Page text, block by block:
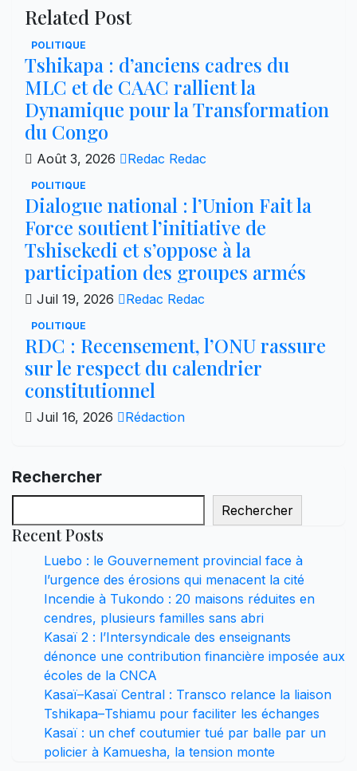
Related Post
POLITIQUE
Tshikapa : d’anciens cadres du
MLC et de CAAC rallient la
Dynamique pour la Transformation
du Congo
Août 3, 2026 Redac Redac
POLITIQUE
Dialogue national : l’Union Fait la
Force soutient l’initiative de
Tshisekedi et s’oppose à la
participation des groupes armés
Juil 19, 2026 Redac Redac
POLITIQUE
RDC : Recensement, l’ONU rassure
sur le respect du calendrier
constitutionnel
Juil 16, 2026 Rédaction
Rechercher
Rechercher
Recent Posts
Luebo : le Gouvernement provincial face à
l’urgence des érosions qui menacent la cité
Incendie à Tukondo : 20 maisons réduites en
cendres, plusieurs familles sans abri
Kasaï 2 : l’Intersyndicale des enseignants
dénonce une contribution financière imposée aux
écoles de la CNCA
Kasaï–Kasaï Central : Transco relance la liaison
Tshikapa–Tshiamu pour faciliter les échanges
Kasaï : un chef coutumier tué par balle par un
policier à Kamuesha, la tension monte